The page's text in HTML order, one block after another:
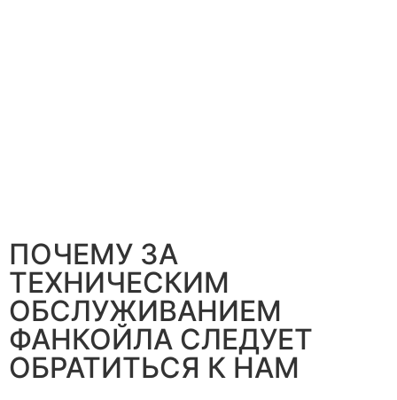
ПОЧЕМУ ЗА
ТЕХНИЧЕСКИМ
ОБСЛУЖИВАНИЕМ
ФАНКОЙЛА СЛЕДУЕТ
ОБРАТИТЬСЯ К НАМ